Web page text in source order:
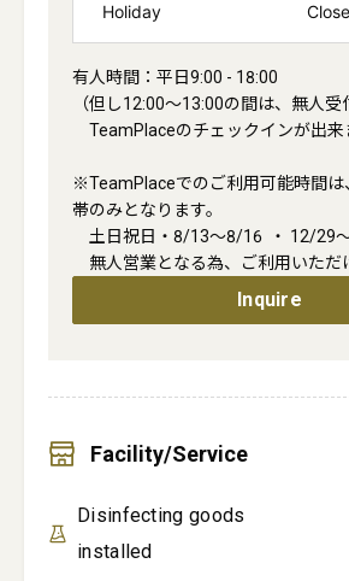
Holiday Close
有人時間：平日9:00 - 18:00
（但し12:00～13:00の間は、無人受
TeamPlaceのチェックインが出来
※TeamPlaceでのご利用可能時間は
帯のみとなります。
土日祝日・8/13～8/16  ・ 12/29～
無人営業となる為、ご利用いただ
Inquire
Facility/Service
Disinfecting goods
installed